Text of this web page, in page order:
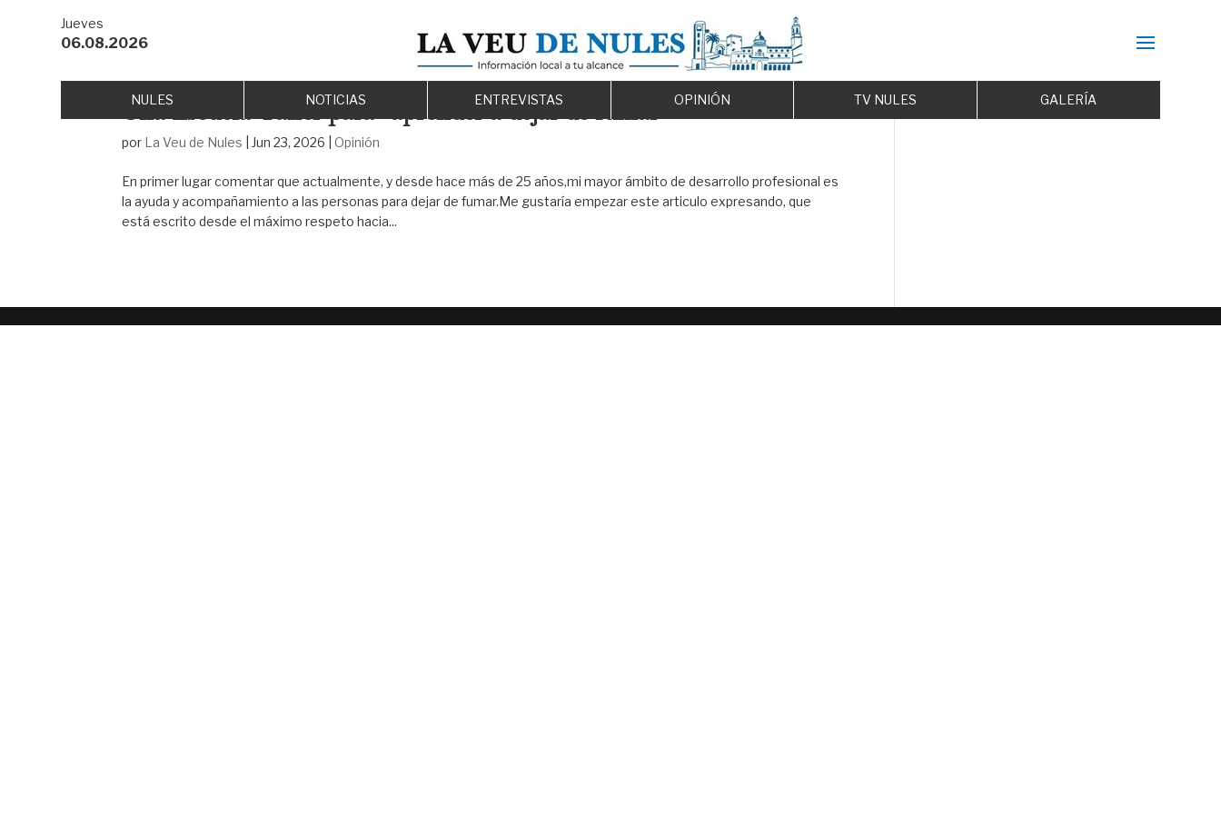
Jueves
06.08.2026
NULES NOTICIAS ENTREVISTAS OPINIÓN TV NULES GALERÍA
Una Escuela-Taller para “aprender a dejar de fumar”
por La Veu de Nules Jun 23, 2026 |Opinión
En primer lugar comentar que actualmente, y desde hace más de 25 años,mi mayor ámbito de desarrollo profesional es
la ayuda y acompañamiento a las personas para dejar de fumar.Me gustaría empezar este articulo expresando, que
está escrito desde el máximo respeto hacia...